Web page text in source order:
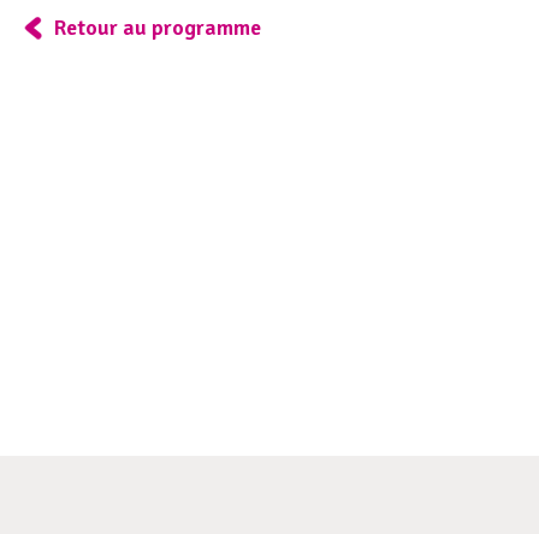
Envoyer un message
Retour au programme